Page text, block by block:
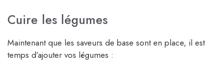
Cuire les légumes
Maintenant que les saveurs de base sont en place, il est
temps d’ajouter vos légumes :